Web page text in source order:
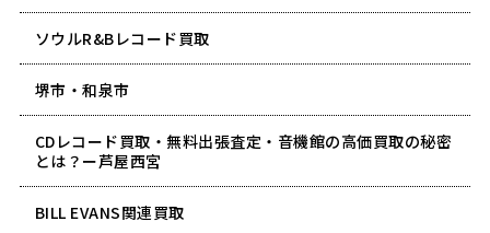
ソウルR&Bレコード買取
堺市・和泉市
CDレコード買取・無料出張査定・音機館の高価買取の秘密
とは？ー芦屋西宮
BILL EVANS関連買取